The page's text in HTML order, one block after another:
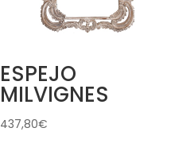
ESPEJO
MILVIGNES
437,80€